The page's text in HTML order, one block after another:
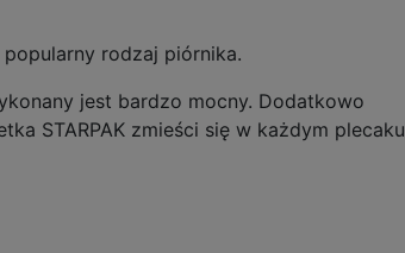
popularny rodzaj piórnika.
jest bardzo mocny. Dodatkowo
STARPAK zmieści się w każdym plecaku